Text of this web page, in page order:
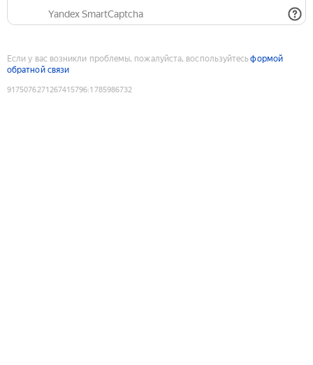
Yandex SmartCaptcha
Если у вас возникли проблемы, пожалуйста, воспользуйтесьформой
обратной связи
9175076271267415796:1785986732